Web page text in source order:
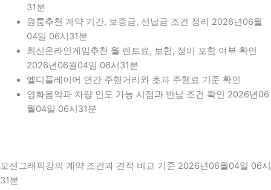
31분
원룸추천 계약 기간, 보증금, 선납금 조건 정리 2026년06월
04일 06시31분
최신온라인게임추천 월 렌트료, 보험, 정비 포함 여부 확인
2026년06월04일 06시31분
엘디플레이어 연간 주행거리와 초과 주행료 기준 확인
영화음악과 차량 인도 가능 시점과 반납 조건 확인 2026년06
월04일 06시31분
모션그래픽강의 계약 조건과 견적 비교 기준 2026년06월04일 06시
31분